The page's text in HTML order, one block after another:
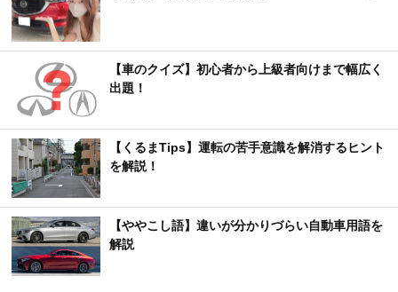
【車のクイズ】初心者から上級者向けまで幅広く
出題！
【くるまTips】運転の苦手意識を解消するヒント
を解説！
【ややこし語】違いが分かりづらい自動車用語を
解説